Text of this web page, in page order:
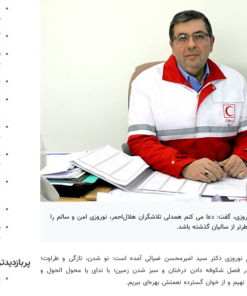
گفت: دعا می کنم همدلی تلاشگران هلال‌احمر، نوروزی امن و سالم را
از سالیان گذشته باشد.
نوروزی دکتر سید امیرمحسن ضیائی آمده است: نو شدن، تازگی و طراوت؛
فصل شکوفه دادن درختان و سبز شدن زمین؛ با ندای یا محول الحول و
نهیم و از خوان گسترده نعمتش بهره‌ای ببریم.